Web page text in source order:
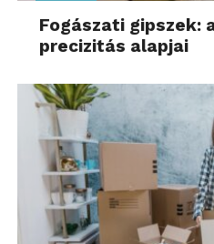
Fogászati gipszek:
precizitás alapjai